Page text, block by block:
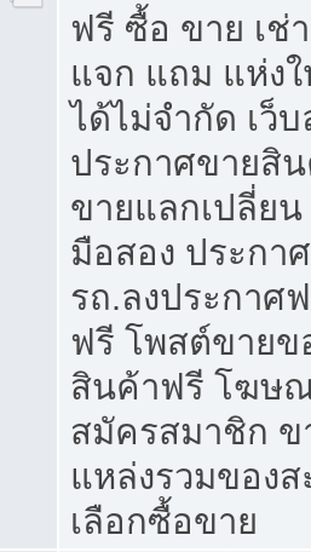
ฟรี ซื้อ ขาย เช่
แจก แถม แห่ง
ได้ไม่จำกัด เว็
ประกาศขายสิ
ขายแลกเปลี่ย
มือสอง ประกา
รถ.ลงประกาศ
ฟรี โพสต์ขาย
สินค้าฟรี โฆษ
สมัครสมาชิก ข
แหล่งรวมของ
เลือกซื้อขาย